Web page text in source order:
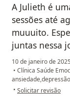
A Julieth é
sessões até
muuuito.
juntas nessa
10 de janeiro de 2025
• Clínica Saúde
• na opinião do
Solicitar revisão